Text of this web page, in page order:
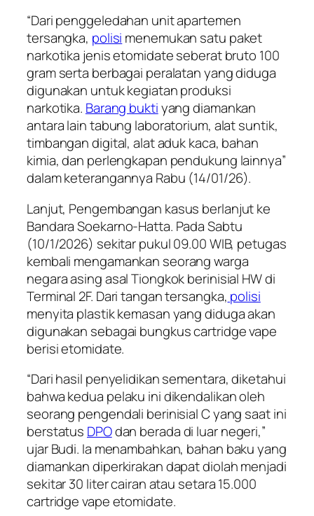
“Dari penggeledahan unit apartemen
tersangka, polisi menemukan satu paket
narkotika jenis etomidate seberat bruto 100
gram serta berbagai peralatan yang diduga
digunakan untuk kegiatan produksi
narkotika. Barang buktiyang diamankan
antara lain tabung laboratorium, alat suntik,
timbangan digital, alat aduk kaca, bahan
kimia, dan perlengkapan pendukung lainnya”
dalam keterangannya Rabu (14/01/26).
Lanjut, Pengembangan kasus berlanjut ke
Bandara Soekarno-Hatta. Pada Sabtu
(10/1/2026) sekitar pukul 09.00 WIB, petugas
kembali mengamankan seorang warga
negara asing asal Tiongkok berinisial HW di
Terminal 2F. Dari tangan tersangka, polisi
menyita plastik kemasan yang diduga akan
digunakan sebagai bungkus cartridge vape
berisi etomidate.
“Dari hasil penyelidikan sementara, diketahui
bahwa kedua pelaku ini dikendalikan oleh
seorang pengendali berinisial C yang saat ini
berstatus DPOdan berada di luar negeri,”
ujar Budi. Ia menambahkan, bahan baku yang
diamankan diperkirakan dapat diolah menjadi
sekitar 30 liter cairan atau setara 15.000
cartridge vape etomidate.